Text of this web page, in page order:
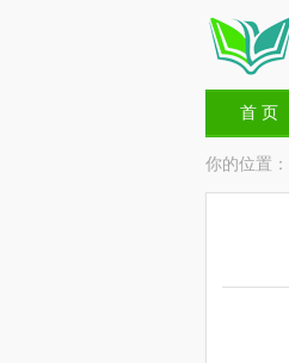
首 页
你的位置：